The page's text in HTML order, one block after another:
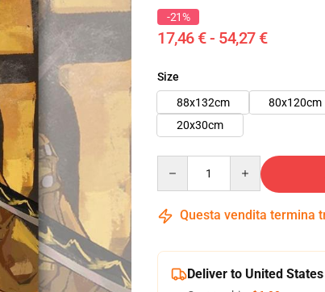
-21%
17,46 € - 54,27 €
Size
88x132cm
80x120cm
20x30cm
Questa vendita termina
Deliver to United States